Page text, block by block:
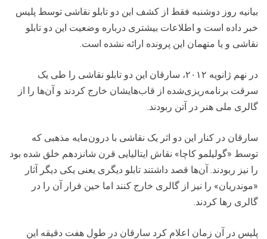
بیانیه‌ روز دوشنبه فقط از کشف این دو تابلو نقاشی توسط پلیس
خبر داده است و اطلاعات بیشتری درباره وضعیت این دو تابلو
نقاشی و یا متهمان این پرونده ارائه نشده است.
در نهم ژانویه ۲۰۱۲، سارقان این دو تابلو نقاشی را طی یک
سرقت برنامه‌ریزی‌شده از قاب‌هایشان خارج کردند و آن‌ها را از
گالری ملی هنر در آتن ربودند.
سارقان در کنار این دو اثر یک نقاشی با درون‌مایه مذهبی که
توسط «گولیلمو کاچا» نقاش ایتالیایی قرن شانزدهم خلق شده بود
را نیز ربودند. آن‌ها قصد داشتند تابلو دیگری یعنی یکی دیگر آثار
«موندریان» را نیز از گالری خارج کنند اما حین فرار آن را در
گالری رها کردند.
پلیس در آن زمان اعلام کرد سارقان در طول هفت دقیقه این